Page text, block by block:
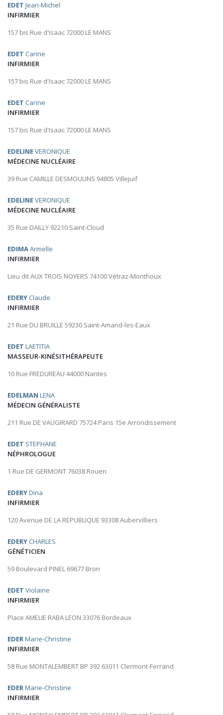
EDET Jean-Michel
INFIRMIER
157 bis Rue d'Isaac 72000 LE MANS
EDET Carine
INFIRMIER
157 bis Rue d'Isaac 72000 LE MANS
EDET Carine
INFIRMIER
157 bis Rue d'Isaac 72000 LE MANS
EDELINEVERONIQUE
MÉDECINE NUCLÉAIRE
39 Rue CAMILLE DESMOULINS 94805 Villejuif
EDELINEVERONIQUE
MÉDECINE NUCLÉAIRE
35 Rue DAILLY 92210 Saint-Cloud
EDIMAArmelle
INFIRMIER
Lieu dit AUX TROIS NOYERS 74100 Vétraz-Monthoux
EDERY Claude
INFIRMIER
21 Rue DU BRUILLE 59230 Saint-Amand-les-Eaux
EDET LAETITIA
MASSEUR-KINÉSITHÉRAPEUTE
10 Rue FREDUREAU 44000 Nantes
EDELMAN LENA
MÉDECIN GÉNÉRALISTE
211 Rue DE VAUGIRARD 75724 Paris 15e Arrondissement
EDET STEPHANE
NÉPHROLOGUE
1 Rue DE GERMONT 76038 Rouen
EDERYDina
INFIRMIER
120 Avenue DE LA REPUBLIQUE 93308 Aubervilliers
EDERY CHARLES
GÉNÉTICIEN
59 Boulevard PINEL 69677 Bron
EDET Violaine
INFIRMIER
Place AMELIE RABA LEON 33076 Bordeaux
EDERMarie-Christine
INFIRMIER
58 Rue MONTALEMBERT BP 392 63011 Clermont-Ferrand
EDERMarie-Christine
INFIRMIER